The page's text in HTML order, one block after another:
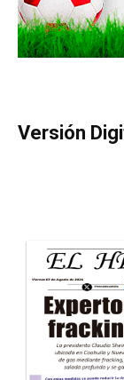
Versión